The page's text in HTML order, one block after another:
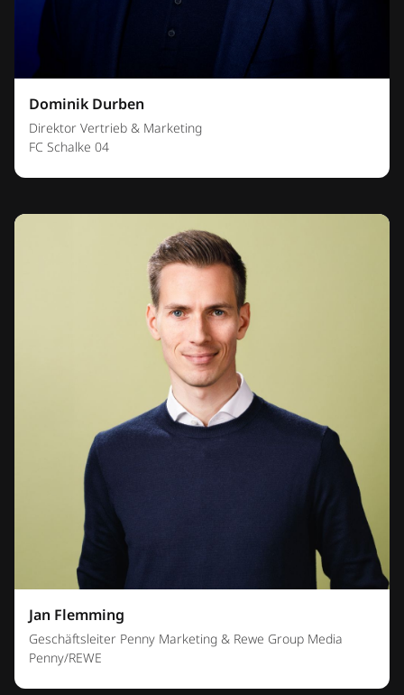
Dominik Durben
Direktor Vertrieb & Marketing
FC Schalke 04
Jan Flemming
Geschäftsleiter Penny Marketing & Rewe Group Media
Penny/REWE